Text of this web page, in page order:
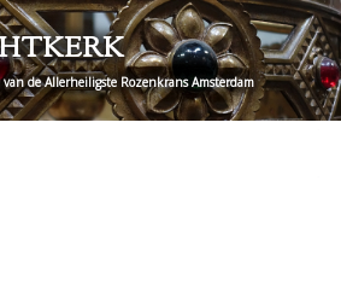
de Allerheiligste Rozenkrans Amsterdam